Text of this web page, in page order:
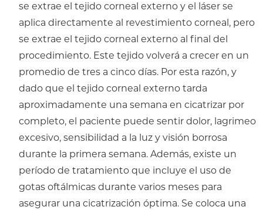
se extrae el tejido corneal externo y el láser se
aplica directamente al revestimiento corneal, pero
se extrae el tejido corneal externo al final del
procedimiento. Este tejido volverá a crecer en un
promedio de tres a cinco días. Por esta razón, y
dado que el tejido corneal externo tarda
aproximadamente una semana en cicatrizar por
completo, el paciente puede sentir dolor, lagrimeo
excesivo, sensibilidad a la luz y visión borrosa
durante la primera semana. Además, existe un
período de tratamiento que incluye el uso de
gotas oftálmicas durante varios meses para
asegurar una cicatrización óptima. Se coloca una